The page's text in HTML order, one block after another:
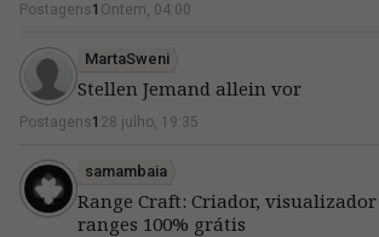
Postagens1 Ontem, 04:00
MartaSweni
Stellen Jemand allein vor
Postagens1 28 julho, 19:35
samambaia
Range Craft: Criador,
ranges 100% grátis